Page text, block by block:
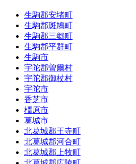
生駒郡安堵町
生駒郡斑鳩町
生駒郡三郷町
生駒郡平群町
生駒市
宇陀郡曽爾村
宇陀郡御杖村
宇陀市
香芝市
橿原市
葛城市
北葛城郡王寺町
北葛城郡河合町
北葛城郡上牧町